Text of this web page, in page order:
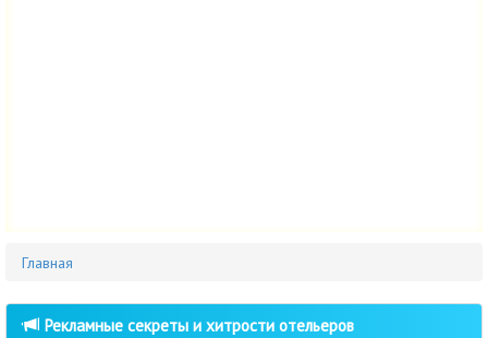
Главная
Рекламные секреты и хитрости отельеров